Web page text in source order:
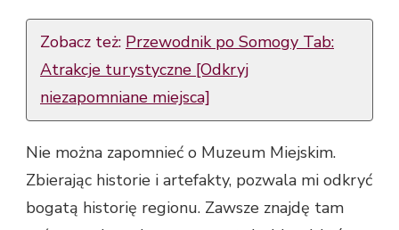
Zobacz też: Przewodnik po Somogy Tab:
Atrakcje turystyczne [Odkryj
niezapomniane miejsca]
Nie można zapomnieć o Muzeum Miejskim.
Zbierając historie i artefakty, pozwala mi odkryć
bogatą historię regionu. Zawsze znajdę tam